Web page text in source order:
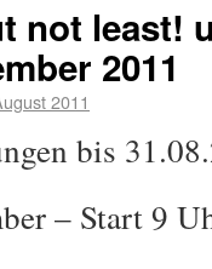
not least!
2011
2011
bis
– Start 9